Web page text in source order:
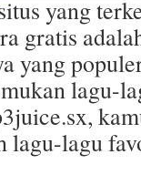
yang
gratis
yang
lagu-
lagu-lagu